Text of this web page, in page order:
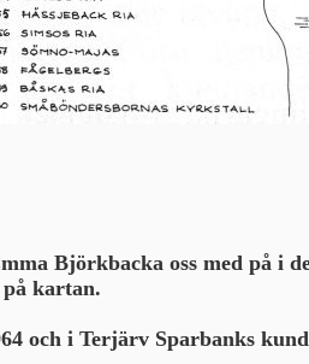
Björkbacka oss med på i
kartan.
och i Terjärv Sparbanks